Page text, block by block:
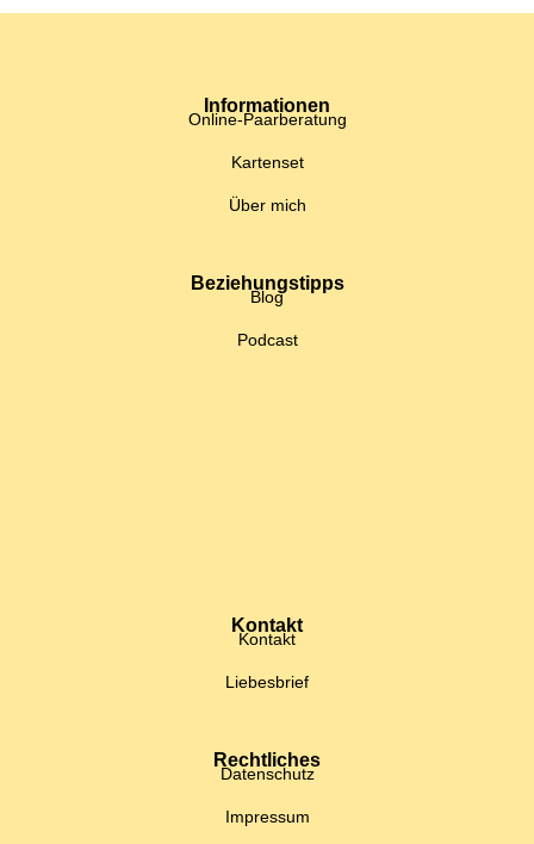
Informationen
Online-Paarberatung
Kartenset
Über mich
Beziehungstipps
Blog
Podcast
Kontakt
Kontakt
Liebesbrief
Rechtliches
Datenschutz
Impressum